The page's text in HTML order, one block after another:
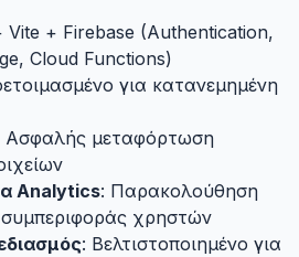
Vite + Firebase (Authentication,
Cloud Functions)
για κατανεμημένη
Ασφαλής μεταφόρτωση
Analytics: Παρακολούθηση
χρηστών
: Βελτιστοποιημένο για